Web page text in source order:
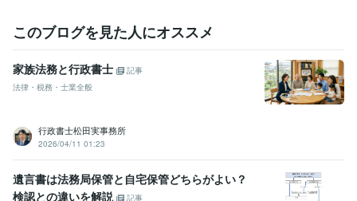
このブログを見た人にオススメ
家族法務と行政書士
記事
法律・税務・士業全般
行政書士松田実事務所
2026/04/11 01:23
遺言書は法務局保管と自宅保管どちらがよい？
検認との違いを解説
記事